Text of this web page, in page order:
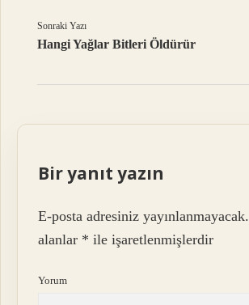
Sonraki Yazı
Hangi Yağlar Bitleri Öldürür
Bir yanıt yazın
E-posta adresiniz yayınlanmayacak.
alanlar * ile işaretlenmişlerdir
Yorum